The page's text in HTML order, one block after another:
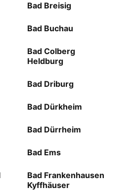
Bad Breisig
Bad Buchau
Bad Colberg
Heldburg
Bad Driburg
Bad Dürkheim
Bad Dürrheim
Bad Ems
Bad Frankenhausen
Kyffhäuser